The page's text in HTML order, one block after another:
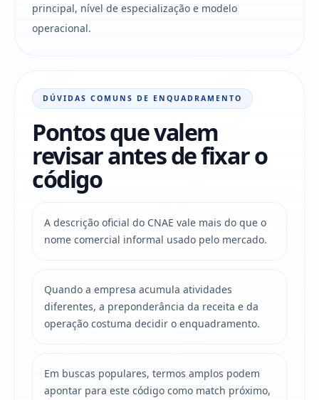
principal, nível de especialização e modelo
operacional.
DÚVIDAS COMUNS DE ENQUADRAMENTO
Pontos que valem
revisar antes de fixar o
código
A descrição oficial do CNAE vale mais do que o
nome comercial informal usado pelo mercado.
Quando a empresa acumula atividades
diferentes, a preponderância da receita e da
operação costuma decidir o enquadramento.
Em buscas populares, termos amplos podem
apontar para este código como match próximo,